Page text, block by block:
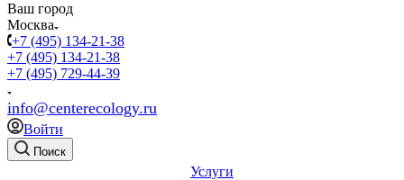
Ваш город
Москва
+7 (495) 134-21-38
+7 (495) 134-21-38
+7 (495) 729-44-39
info@centerecology.ru
Войти
Поиск
Услуги